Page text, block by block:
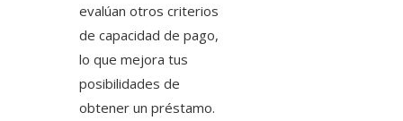
evalúan otros criterios
de capacidad de pago,
lo que mejora tus
posibilidades de
obtener un préstamo.